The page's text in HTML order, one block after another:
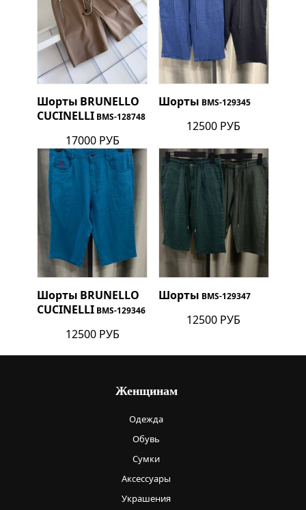
Шорты BRUNELLO
CUCINELLI BMS-128748
17000 РУБ
Шорты BMS-129345
12500 РУБ
Шорты BRUNELLO
CUCINELLI BMS-129346
12500 РУБ
Шорты BMS-129347
12500 РУБ
Женщинам
Одежда
Обувь
Сумки
Аксессуары
Украшения